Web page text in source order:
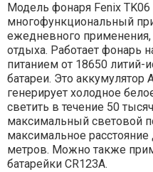
Модель фонаря Fenix TK06
многофункциональный
ежедневного применения,
отдыха. Работает фонарь
питанием от 18650 литий-
батареи. Это аккумулятор
генерирует холодное
светить в течение 50
максимальный световой
максимальное расстояние
метров. Можно также
батарейки CR123A.